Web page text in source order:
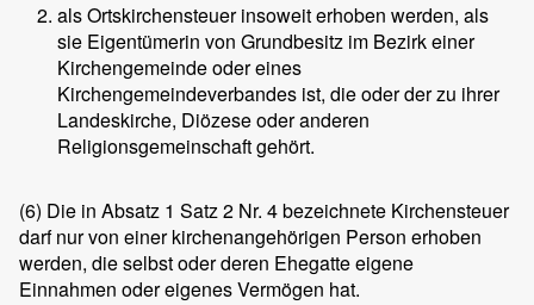
als Ortskirchensteuer insoweit erhoben werden, als
sie Eigentümerin von Grundbesitz im Bezirk einer
Kirchengemeinde oder eines
Kirchengemeindeverbandes ist, die oder der zu ihrer
Landeskirche, Diözese oder anderen
Religionsgemeinschaft gehört.
(6) Die in Absatz 1 Satz 2 Nr. 4 bezeichnete Kirchensteuer
darf nur von einer kirchenangehörigen Person erhoben
werden, die selbst oder deren Ehegatte eigene
Einnahmen oder eigenes Vermögen hat.